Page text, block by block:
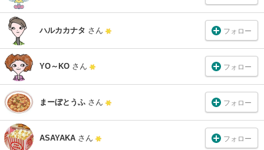
ハルカカナタ さん フォロー
YO～KO さん フォロー
まーぼとうふ さん フォロー
ASAYAKA さん フォロー